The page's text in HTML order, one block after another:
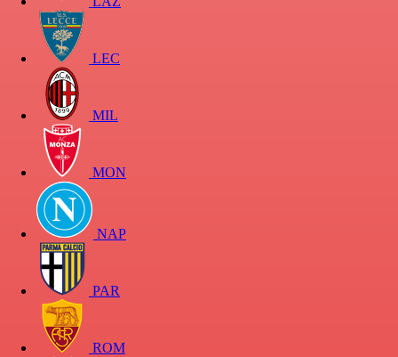
LEC
MIL
MON
NAP
PAR
ROM